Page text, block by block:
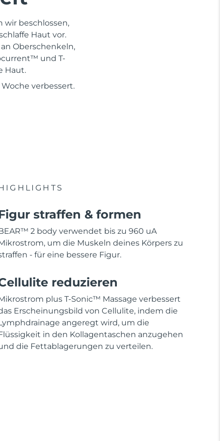
wir beschlossen,
Haut vor.
Oberschenkeln,
und T-
Haut.
verbessert.
straffen & formen
2 body verwendet bis zu 960 uA
um die Muskeln deines Körpers zu
- für eine bessere Figur.
reduzieren
plus T-Sonic™ Massage verbessert
Erscheinungsbild von Cellulite, indem die
angeregt wird, um die
in den Kollagentaschen anzugehen
die Fettablagerungen zu verteilen.